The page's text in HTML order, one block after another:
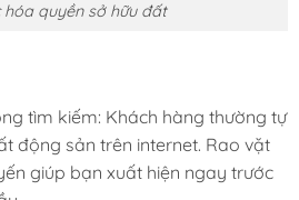
hóa quyền sở hữu đất
tìm kiếm: Khách hàng thường tự
động sản trên internet. Rao vặt
giúp bạn xuất hiện ngay trước